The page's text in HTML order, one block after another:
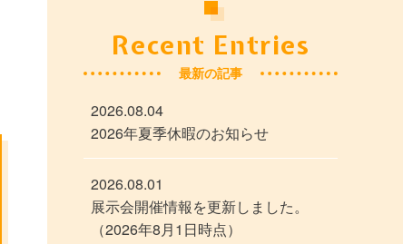
Recent Entries
最新の記事
2026.08.04
2026年夏季休暇のお知らせ
2026.08.01
展示会開催情報を更新しました。
（2026年8月1日時点）